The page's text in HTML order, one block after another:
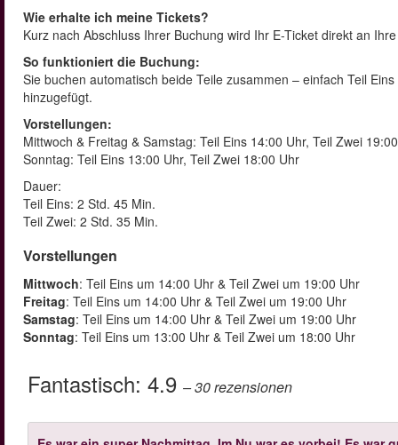
Wie erhalte ich meine Tickets?
Kurz nach Abschluss Ihrer Buchung wird Ihr E-Ticket direkt an
So funktioniert die Buchung:
Sie buchen automatisch beide Teile zusammen – einfach Teil
hinzugefügt.
Vorstellungen:
Mittwoch & Freitag & Samstag: Teil Eins 14:00 Uhr, Teil Zwei
Sonntag: Teil Eins 13:00 Uhr, Teil Zwei 18:00 Uhr
Dauer:
Teil Eins: 2 Std. 45 Min.
Teil Zwei: 2 Std. 35 Min.
Vorstellungen
Mittwoch: Teil Eins um 14:00 Uhr & Teil Zwei um 19:00 Uhr
Freitag: Teil Eins um 14:00 Uhr & Teil Zwei um 19:00 Uhr
Samstag: Teil Eins um 14:00 Uhr & Teil Zwei um 19:00 Uhr
Sonntag: Teil Eins um 13:00 Uhr & Teil Zwei um 18:00 Uhr
Fantastisch: 4.9 – 30rezensionen